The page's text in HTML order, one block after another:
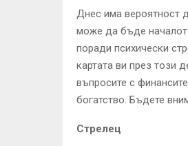
Днес има вероятност
може да бъде
поради психически
картата ви през този
въпросите с
богатство. Бъдете
Стрелец